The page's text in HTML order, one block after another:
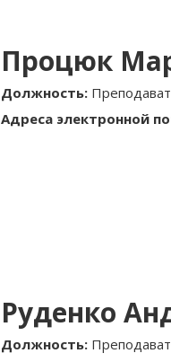
Процюк
Должность:
Адреса электронной
Руденко
Должность: